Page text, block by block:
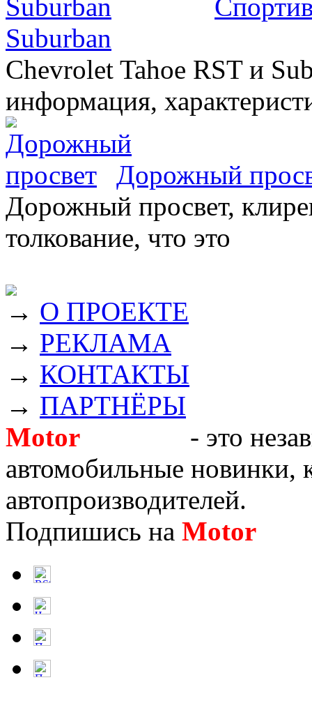
Suburban
Chevrolet Tahoe RST и
информация,
Дорожный
Дорожный просвет,
толкование, что это
→ О ПРОЕКТЕ
→ РЕКЛАМА
→ КОНТАКТЫ
→ ПАРТНЁРЫ
Motor
- это
автомобильные новинки,
автопроизводителей.
Подпишись на Motor